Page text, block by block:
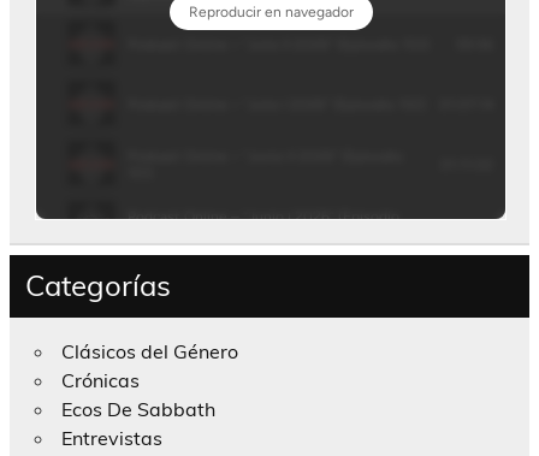
Categorías
Clásicos del Género
Crónicas
Ecos De Sabbath
Entrevistas